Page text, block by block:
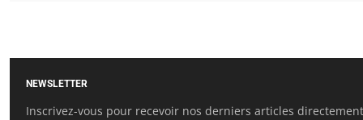
NEWSLETTER
Inscrivez-vous pour recevoir nos derniers articles directement